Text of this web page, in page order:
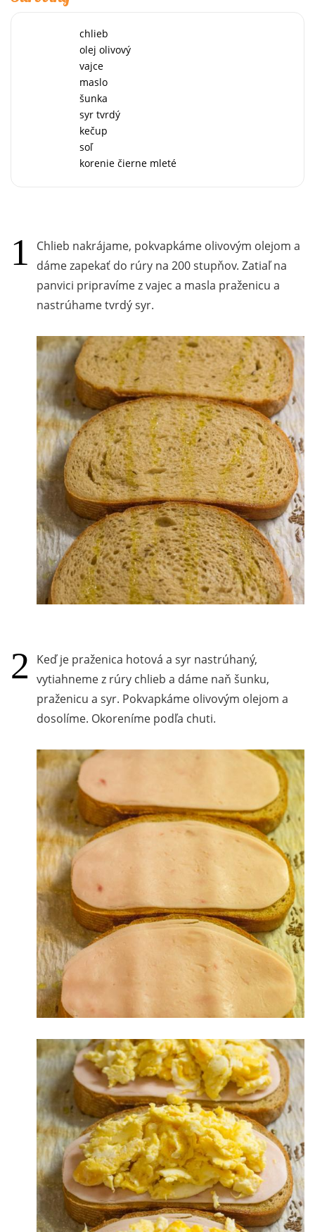
chlieb
olej olivový
vajce
maslo
šunka
syr tvrdý
kečup
soľ
korenie čierne mleté
Chlieb nakrájame, pokvapkáme olivovým olejom a
dáme zapekať do rúry na 200 stupňov. Zatiaľ na
panvici pripravíme z vajec a masla praženicu a
nastrúhame tvrdý syr.
Keď je praženica hotová a syr nastrúhaný,
vytiahneme z rúry chlieb a dáme naň šunku,
praženicu a syr. Pokvapkáme olivovým olejom a
dosolíme. Okoreníme podľa chuti.